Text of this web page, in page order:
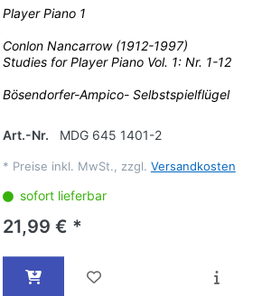
Player Piano 1
Conlon Nancarrow (1912-1997)
Studies for Player Piano Vol. 1: Nr. 1-12
Bösendorfer-Ampico- Selbstspielflügel
Art.-Nr. MDG 645 1401-2
* Preise inkl. MwSt., zzgl. Versandkosten
sofort lieferbar
21,99 € *